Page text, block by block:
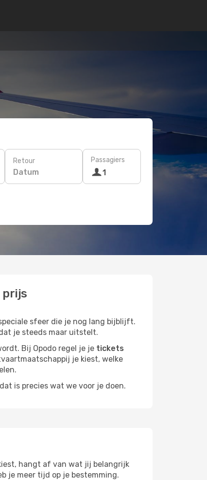
Retour
Datum
Passagiers
1
prijs
sfeer die je nog lang bijblijft.
je steeds maar uitstelt.
Bij Opodo regel je je tickets
je kiest, welke
is precies wat we voor je doen.
hangt af van wat jij belangrijk
je meer tijd op je bestemming.